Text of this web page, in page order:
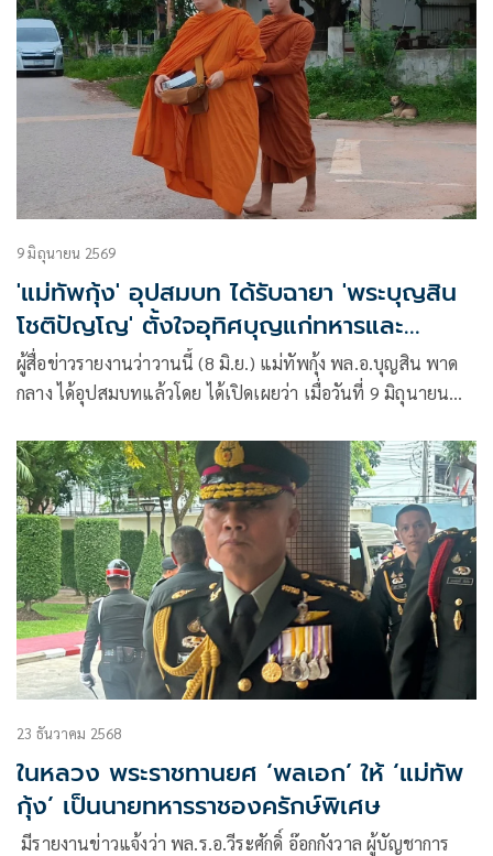
9 มิถุนายน 2569
'แม่ทัพกุ้ง' อุปสมบท ได้รับฉายา 'พระบุญสิน
โชติปัญโญ' ตั้งใจอุทิศบุญแก่ทหารและ
ประชาชนผู้เสียชีวิตจากการปกป้องอธิปไตย
ชาติ
ผู้สื่อข่าวรายงานว่าวานนี้ (8 มิ.ย.) แม่ทัพกุ้ง พล.อ.บุญสิน พาด
กลาง ได้อุปสมบทแล้วโดย ได้เปิดเผยว่า เมื่อวันที่ 9 มิถุนายน
23 ธันวาคม 2568
ในหลวง พระราชทานยศ ‘พลเอก’ ให้ ‘แม่ทัพ
กุ้ง’ เป็นนายทหารราชองครักษ์พิเศษ
มีรายงานข่าวแจ้งว่า พล.ร.อ.วีระศักดิ์ อ๊อกกังวาล ผู้บัญชาการ